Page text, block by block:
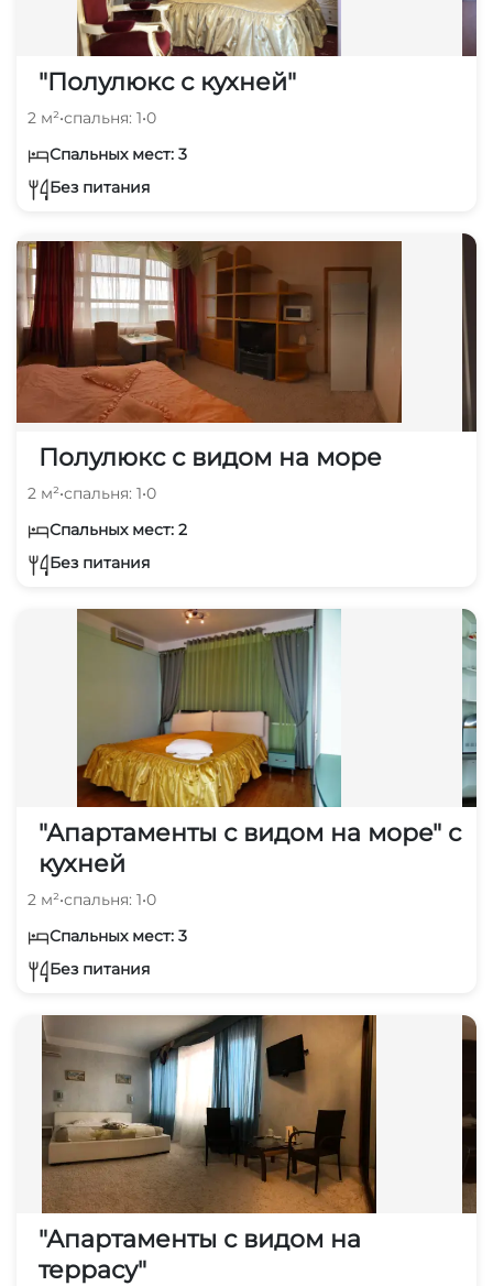
"Полулюкс с кухней"
2 м²•спальня: 1•0
Спальных мест: 3
Без питания
Полулюкс с видом на море
2 м²•спальня: 1•0
Спальных мест: 2
Без питания
"Апартаменты с видом на море" с
кухней
2 м²•спальня: 1•0
Спальных мест: 3
Без питания
"Апартаменты с видом на
террасу"